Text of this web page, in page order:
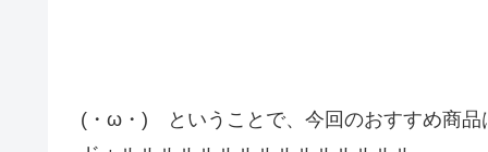
(・ω・) ということで、今回のおすすめ商品